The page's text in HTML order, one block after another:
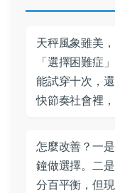
天秤風象雖美
「選擇困難症
能試穿十次，
快節奏社會裡
怎麼改善？一
鐘做選擇。二
分百平衡，但